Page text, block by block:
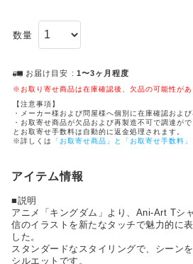
ー
ー
ド
1位 #ポケットモンスター（ポケモン）
2位 #ハイキュー!!
4位 #呪術廻戦
5位 #名探偵コナン
数量
お届け目安 1〜3ヶ月程度
※お取り寄せ商品は在庫確認後、欠品の可能性があ
【注意事項】
・メーカー様および問屋様へ個別に在庫確認およ
・お取寄せ商品が欠品および再製造不可で調達が
とお取寄せ手数料は自動的に返金処理されます。
※詳しくは
「お取寄せ商品」と「お取寄せ手数料」
アイテム情報
■説明
アニメ「キングダム」より、Ani-Art Tシ
信のイラストを新たなタッチで魅⼒的に
した。
スタンダードなスタイリングで、シーン
シルエットです。